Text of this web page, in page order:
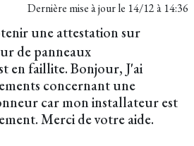
Dernière mise à jour le 14/12 à 14:36
une attestation sur
de panneaux
en faillite. Bonjour, J'ai
concernant une
car mon installateur est
Merci de votre aide.